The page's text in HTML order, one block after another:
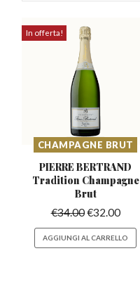
In offerta!
CHAMPAGNE BRUT
PIERRE BERTRAND
Tradition Champagne
Brut
€34.00€32.00
AGGIUNGI AL CARRELLO